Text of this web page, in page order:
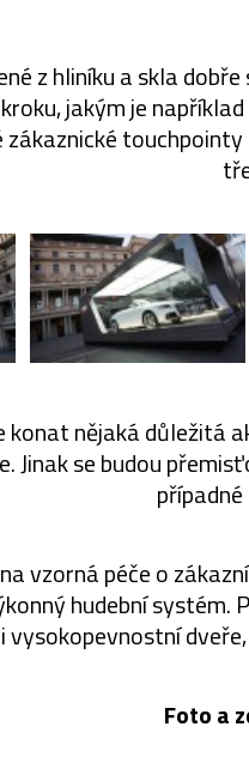
z hliníku a skla
jakým je
zákaznické
konat nějaká důležitá
Jinak se budou
vzorná péče o
hudební systém.
i vysokopevnostní
Foto a